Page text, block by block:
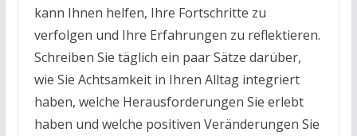
kann Ihnen helfen, Ihre Fortschritte zu
verfolgen und Ihre Erfahrungen zu reflektieren.
Schreiben Sie täglich ein paar Sätze darüber,
wie Sie Achtsamkeit in Ihren Alltag integriert
haben, welche Herausforderungen Sie erlebt
haben und welche positiven Veränderungen Sie